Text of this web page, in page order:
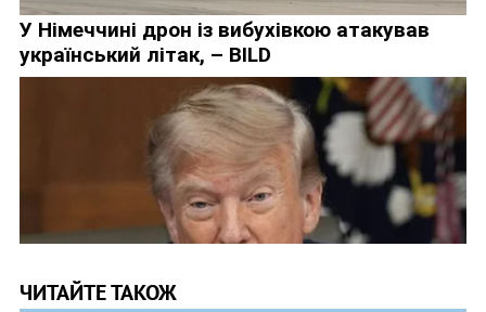
ЧИТАЙТЕ ТАКОЖ